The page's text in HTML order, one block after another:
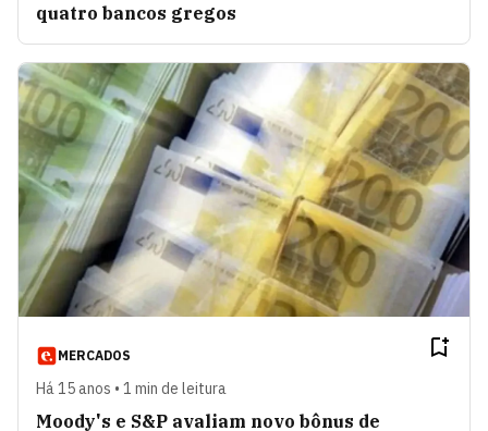
quatro bancos gregos
MERCADOS
Há 15 anos • 1 min de leitura
Moody's e S&P avaliam novo bônus de